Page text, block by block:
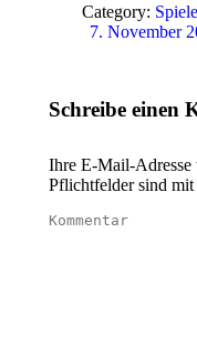
Category:
7. November
Schreibe einen
Ihre E-Mail-
Pflichtfelder sind mit
Kommentar